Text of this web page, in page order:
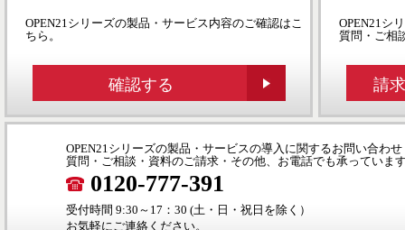
OPEN21シリーズの製品・サービス内容のご確認はこ
ちら。
確認する
OPEN21シ
質問・ご相
請
OPEN21シリーズの製品・サービスの導入に関するお問い合わせ
質問・ご相談・資料のご請求・その他、お電話でも承っていま
0120-777-391
受付時間 9:30～17：30 (土・日・祝日を除く）
お気軽にご連絡ください。